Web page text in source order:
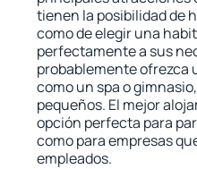
tienen la posibilidad de
como de elegir una
perfectamente a sus
probablemente ofrezca
como un spa o
pequeños. El mejor
opción perfecta para
como para empresas
empleados.